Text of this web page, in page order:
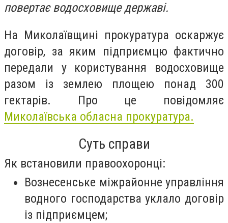
повертає водосховище державі.
На Миколаївщині прокуратура оскаржує
договір, за яким підприємцю фактично
передали у користування водосховище
разом із землею площею понад 300
гектарів. Про це повідомляє
Миколаївська обласна прокуратура.
Суть справи
Як встановили правоохоронці:
Вознесенське міжрайонне управління
водного господарства уклало договір
із підприємцем;